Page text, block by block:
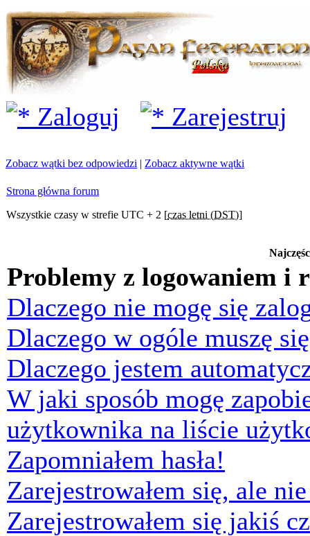
Zaloguj Zarejestruj
Zobacz wątki bez odpowiedzi | Zobacz aktywne wątki
Strona główna forum
Wszystkie czasy w strefie UTC + 2 [czas letni (DST)]
Problemy z logowaniem i
Dlaczego nie mogę się
Dlaczego w ogóle muszę
Dlaczego jestem
W jaki sposób mogę
użytkownika na liście
Zapomniałem hasła!
Zarejestrowałem się, ale
Zarejestrowałem się jakiś